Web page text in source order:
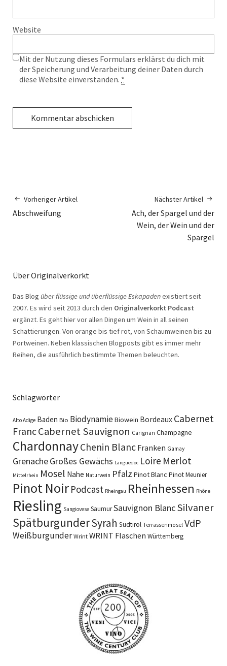
Website
Mit der Nutzung dieses Formulars erklärst du dich mit
der Speicherung und Verarbeitung deiner Daten durch
diese Website einverstanden. *
Vorheriger Artikel
Abschweifung
Nächster Artikel
Ach, der Spargel und der
Wein, der Wein und der
Spargel
Über Originalverkorkt
Das Blog über flüssige und überflüssige Eskapadenexistiert seit
2007. Es wird seit 2013 durch den Originalverkorkt Podcast
ergänzt. Es geht hier vor allen Dingen um Wein in all seinen
Schattierungen. Von orange bis tief rot, von Schaumweinen bis zu
Portweinen. Neben klassischen Blogposts gibt es immer mehr
Reihen, die ausführlich bestimmte Themen beleuchten.
Schlagwörter
Alto Adige Baden Bio BiodynamieBiowein Bordeaux Cabernet
FrancCabernet Sauvignon Carignan Champagne
ChardonnayChenin Blanc Franken Gamay
GrenacheGroßes Gewächs Languedoc Loire Merlot
Mittelrhein Mosel Nahe Naturwein Pfalz Pinot Blanc Pinot Meunier
Pinot Noir Podcast Rheingau Rheinhessen Rhône
Riesling Sangiovese SaumurSauvignon BlancSilvaner
SpätburgunderSyrah Südtirol Terrassenmosel VdP
Weißburgunder Wrint WRINT Flaschen Württemberg